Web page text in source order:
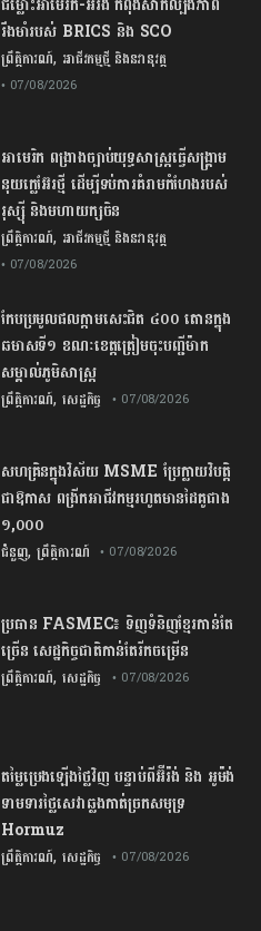
រឹងមាំ​របស់​ ​BRICS​ ​និង​ ​SCO​
ព្រឹត្តិការណ៍, អាជីវកម្មថ្មី និងនវានុវត្ត
• 07/08/2026
​អាមេរិក​ ពង្រាងច្បាប់​យុទ្ធសាស្ត្រ​ធ្វើ​សង្គ្រាម​
នុយក្លេអ៊ែរ​ថ្មី ដើម្បីទប់ការគំរាមកំហែងរបស់​
រុស្ស៊ី និងមហាយក្សចិន
ព្រឹត្តិការណ៍, អាជីវកម្មថ្មី និងនវានុវត្ត
• 07/08/2026
កែប​ប្រមូល​ផល​ក្តាម​សេះ​ជិត​ ​៤០០ ​តោន​ក្នុង​
ឆមាស​ទី​១​ ​ខណៈ​ខេត្ត​ត្រៀម​ចុះបញ្ជី​ម៉ាក​
សម្គាល់​ភូមិសាស្ត្រ​
ព្រឹត្តិការណ៍, សេដ្ឋកិច្ច • 07/08/2026
សហគ្រិនក្នុងវិស័យ MSME ប្រែក្លាយវិបត្តិ
ជាឱកាស ពង្រីកអាជីវកម្មរហូតមានដៃគូជាង
១,០០០
ជំនួញ,ព្រឹត្តិការណ៍ • 07/08/2026
ប្រធាន​​ ​FASMEC​៖​ ​ទិញ​ទំនិញ​ខ្មែរ​កាន់តែ​
ច្រើន​ ​សេដ្ឋកិច្ច​ជាតិ​កាន់តែ​រីកចម្រើន​
ព្រឹត្តិការណ៍, សេដ្ឋកិច្ច • 07/08/2026
តម្លៃប្រេងឡើងថ្លៃវិញ បន្ទាប់ពីអ៊ីរ៉ង់ និង អូម៉ង់
ទាមទារថ្លៃសេវាឆ្លងកាត់ច្រកសមុទ្រ
Hormuz
ព្រឹត្តិការណ៍, សេដ្ឋកិច្ច • 07/08/2026